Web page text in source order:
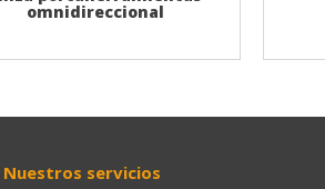
omnidireccional
Nuestros servicios